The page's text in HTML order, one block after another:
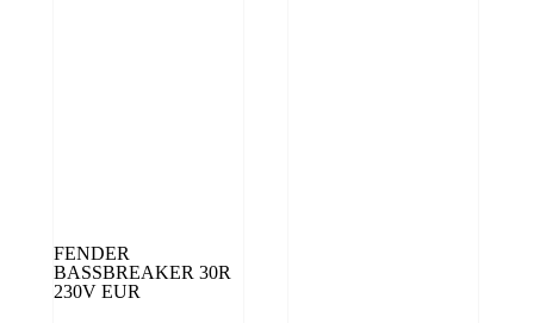
FENDER
BASSBREAKER 30R
230V EUR